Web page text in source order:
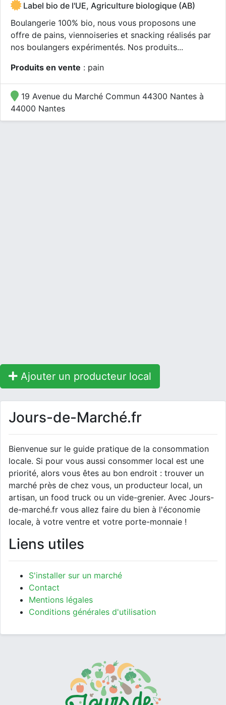
Label bio de l'UE, Agriculture biologique (AB)
Boulangerie 100% bio, nous vous proposons une
offre de pains, viennoiseries et snacking réalisés par
nos boulangers expérimentés. Nos produits...
Produits en vente : pain
19 Avenue du Marché Commun 44300 Nantes à
44000 Nantes
Ajouter un producteur local
Jours-de-Marché.fr
Bienvenue sur le guide pratique de la consommation
locale. Si pour vous aussi consommer local est une
priorité, alors vous êtes au bon endroit : trouver un
marché près de chez vous, un producteur local, un
artisan, un food truck ou un vide-grenier. Avec Jours-
de-marché.fr vous allez faire du bien à l'économie
locale, à votre ventre et votre porte-monnaie !
Liens utiles
S'installer sur un marché
Contact
Mentions légales
Conditions générales d'utilisation